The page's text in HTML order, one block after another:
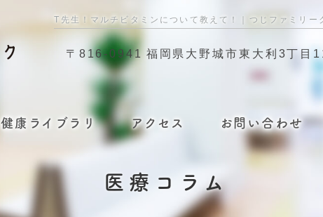
T先生！マルチビタミンについて教えて！｜つじファミリ
〒816-0941 福岡県大野城市東大利3丁目
健康ライブラリ アクセス お問い合わせ
医療コラム